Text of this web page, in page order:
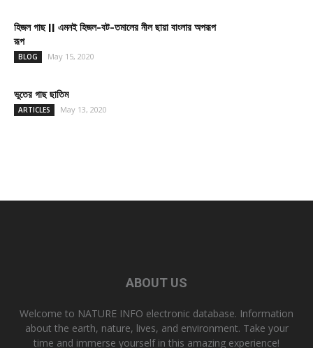
হিজল গাছ || এমনই হিজল-বট-তমালের নীল ছায়া বাংলার অপরূপ
রূপ
BLOG May 15, 2020
ভুতের গাছ ছাতিম
ARTICLES May 13, 2020
ABOUT US
Welcome to NATURE INFO electronic database. Information
about the earth, nature, lives, and environment. Take your
time and immerse yourself in this amazing experience!